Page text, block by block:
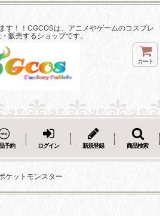
す！！CGCOSは、アニメやゲームのコスプレ
販売するショップです。
カート
予約 ログイン 新規登録 商品検索
ケットモンスター